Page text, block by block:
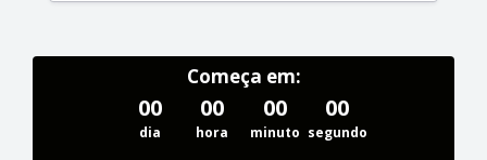
Começa em:
00
dia
00
hora
00
minuto
00
segundo